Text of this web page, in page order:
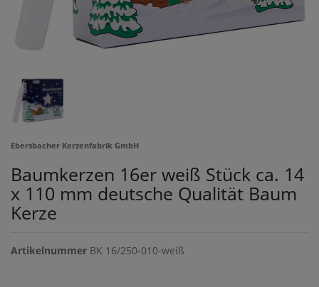
Ebersbacher Kerzenfabrik GmbH
Baumkerzen 16er weiß Stück ca. 14
x 110 mm deutsche Qualität Baum
Kerze
Artikelnummer BK 16/250-010-weiß